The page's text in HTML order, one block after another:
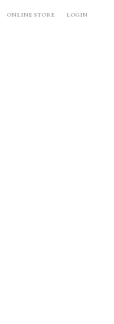
ONLINE STORE LOGIN